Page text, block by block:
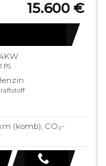
15.600 €
PS
(komb), CO₂-